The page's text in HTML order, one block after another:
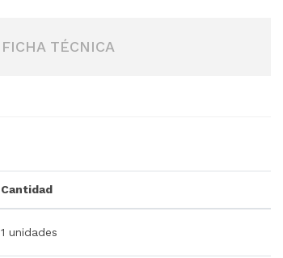
FICHA TÉCNICA
Cantidad
1 unidades